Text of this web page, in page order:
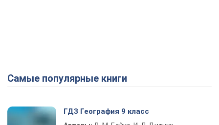
Самые популярные книги
ГДЗ География 9 класс